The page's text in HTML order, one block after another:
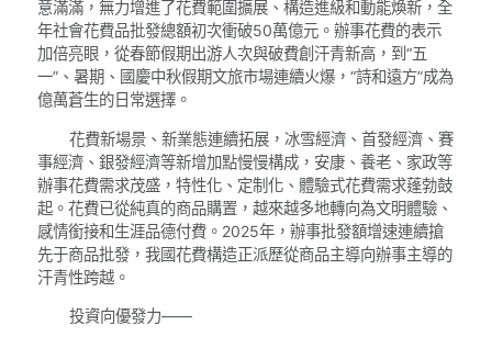
意滿滿，無力增進了花費範圍擴展、構造進級和動能煥新，全
年社會花費品批發總額初次衝破50萬億元。辦事花費的表示
加倍亮眼，從春節假期出游人次與破費創汗青新高，到“五
一”、暑期、國慶中秋假期文旅市場連續火爆，“詩和遠方”成為
億萬蒼生的日常選擇。
花費新場景、新業態連續拓展，冰雪經濟、首發經濟、賽
事經濟、銀發經濟等新增加點慢慢構成，安康、養老、家政等
辦事花費需求茂盛，特性化、定制化、體驗式花費需求蓬勃鼓
起。花費已從純真的商品購置，越來越多地轉向為文明體驗、
感情銜接和生涯品德付費。2025年，辦事批發額增速連續搶
先于商品批發，我國花費構造正派歷從商品主導向辦事主導的
汗青性跨越。
投資向優發力——